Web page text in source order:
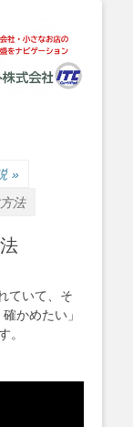
ジネスサポ
株式会社
ション
»
法
ていて、そ
かめたい」
。